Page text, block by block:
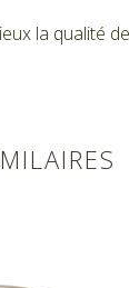
la qualité